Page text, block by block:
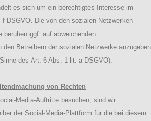
es sich um ein berechtigtes Interesse im
DSGVO. Die von den sozialen Netzwerken
beruhen ggf. auf abweichenden
den Betreibern der sozialen Netzwerke anzugeben
des Art. 6 Abs. 1 lit. a DSGVO).
von Rechten
Media-Auftritte besuchen, sind wir
der Social-Media-Plattform für die bei diesem